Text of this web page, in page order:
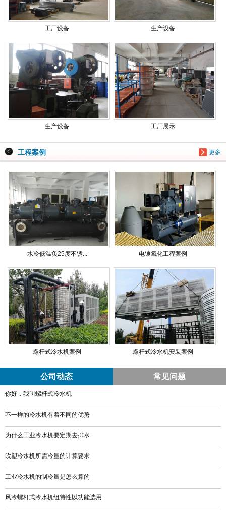
工厂设备 生产设备
生产设备 工厂展示
更多
工程案例
水冷低温负25度不锈... 电镀氧化工程案例
螺杆式冷水机案例 螺杆式冷水机安装案例
公司动态 常见问题
你好，我叫螺杆式冷水机
不一样的冷水机有着不同的优势
为什么工业冷水机要定期去排水
​吹塑冷水机所需冷量的计算要求
工业冷水机的制冷量是怎么算的
​风冷螺杆式冷水机组特性以功能选用